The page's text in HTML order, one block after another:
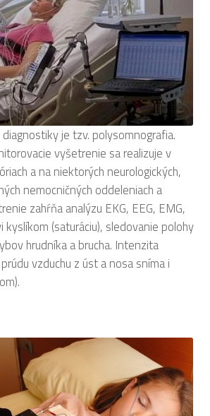
je tzv. polysomnografia.
vyšetrenie sa realizuje v
a na niektorých neurologických,
nemocničných oddeleniach a
zahŕňa analýzu EKG, EEG, EMG,
kyslíkom (saturáciu), sledovanie polohy
hrudníka a brucha. Intenzita
vzduchu z úst a nosa sníma i